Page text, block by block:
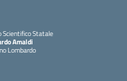
Scientifico Statale
Amaldi
Lombardo